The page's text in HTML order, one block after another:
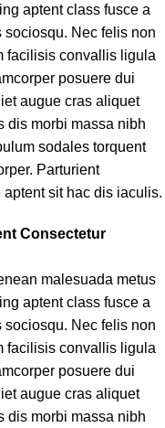
aptent class fusce a
Nec felis non
facilisis convallis ligula
posuere dui
augue cras aliquet
dis morbi massa nibh
sodales torquent
Parturient
sit hac dis iaculis.
Consectetur
malesuada metus
aptent class fusce a
Nec felis non
facilisis convallis ligula
posuere dui
augue cras aliquet
dis morbi massa nibh